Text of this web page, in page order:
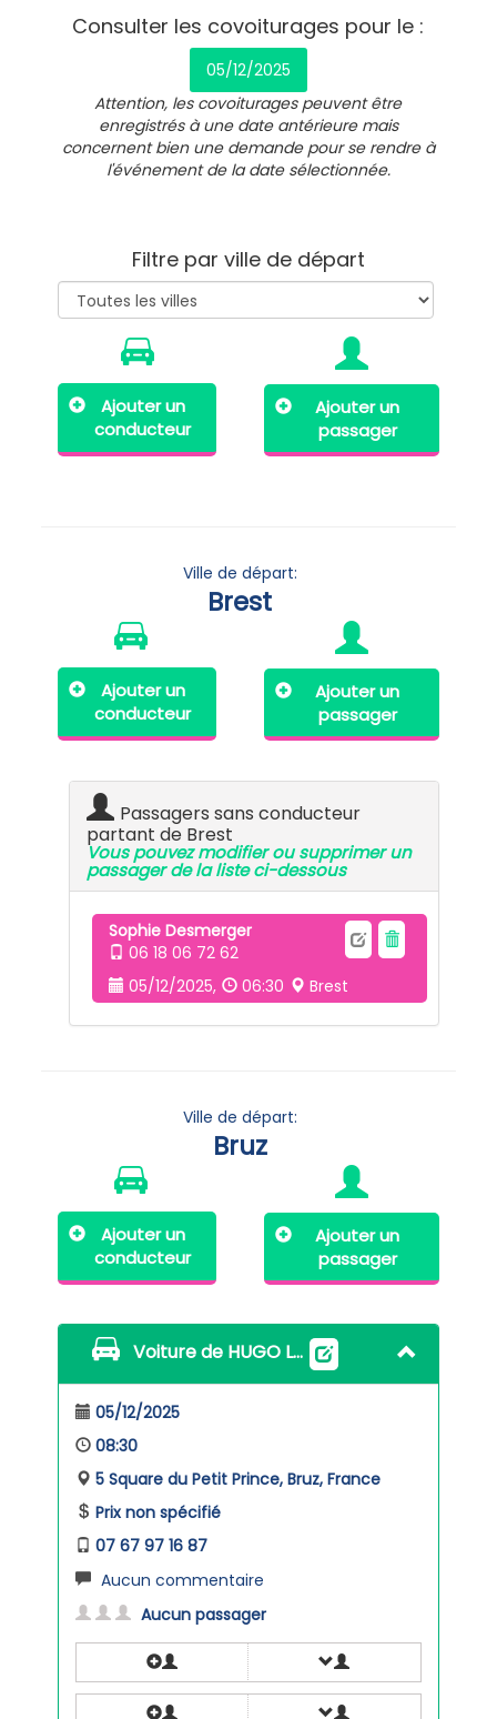
Consulter les covoiturages pour le :
05/12/2025
Attention, les covoiturages peuvent être
enregistrés à une date antérieure mais
concernent bien une demande pour se rendre à
l'événement de la date sélectionnée.
Filtre par ville de départ
Ajouter un
conducteur
Ajouter un
passager
Ville de départ:
Brest
Ajouter un
conducteur
Ajouter un
passager
Passagers sans conducteur
partant de Brest
Vous pouvez modifier ou supprimer un
passager de la liste ci-dessous
Sophie Desmerger
06 18 06 72 62
05/12/2025,
06:30 Brest
Ville de départ:
Bruz
Ajouter un
conducteur
Ajouter un
passager
Voiture de HUGO LEPRINCE
05/12/2025
08:30
5 Square du Petit Prince, Bruz, France
Prix non spécifié
07 67 97 16 87
Aucun commentaire
Aucun passager